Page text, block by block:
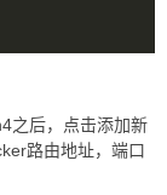
之后，点击添加新
路由地址，端口